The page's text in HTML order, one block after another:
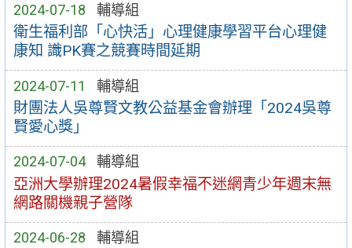
2024-07-18 輔導組
衛生福利部「心快活」心理健康學習平台心理健
康知 識PK賽之競賽時間延期
2024-07-11 輔導組
財團法人吳尊賢文教公益基金會辦理「2024吳尊
賢愛心獎」
2024-07-04 輔導組
亞洲大學辦理2024暑假幸福不迷網青少年週末無
網路關機親子營隊
2024-06-28 輔導組